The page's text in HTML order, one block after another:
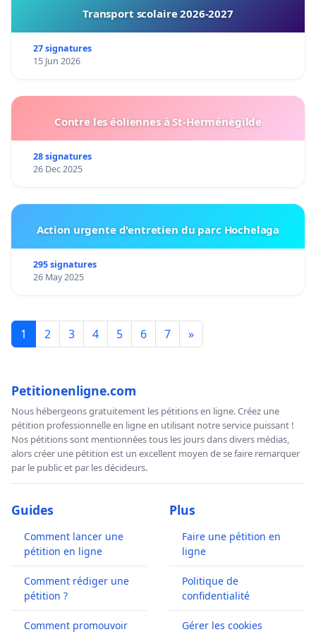
Transport scolaire 2026-2027
27 signatures
15 Jun 2026
Contre les éoliennes à St-Herménégilde
28 signatures
26 Dec 2025
Action urgente d'entretien du parc Hochelaga
295 signatures
26 May 2025
1 2 3 4 5 6 7 »
Petitionenligne.com
Nous hébergeons gratuitement les pétitions en ligne. Créez une
pétition professionnelle en ligne en utilisant notre service puissant !
Nos pétitions sont mentionnées tous les jours dans divers médias,
alors créer une pétition est un excellent moyen de se faire remarquer
par le public et par les décideurs.
Guides
Comment lancer une
pétition en ligne
Comment rédiger une
pétition ?
Comment promouvoir
Plus
Faire une pétition en
ligne
Politique de
confidentialité
Gérer les cookies